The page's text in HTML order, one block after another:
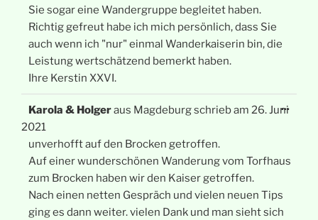
Sie sogar eine Wandergruppe begleitet haben.
Richtig gefreut habe ich mich persönlich, dass Sie
auch wenn ich "nur" einmal Wanderkaiserin bin, die
Leistung wertschätzend bemerkt haben.
Ihre Kerstin XXVI.
Karola & Holgeraus Magdeburgschrieb am 26. Juni
2021
unverhofft auf den Brocken getroffen.
Auf einer wunderschönen Wanderung vom Torfhaus
zum Brocken haben wir den Kaiser getroffen.
Nach einen netten Gespräch und vielen neuen Tips
ging es dann weiter. vielen Dank und man sieht sich
...